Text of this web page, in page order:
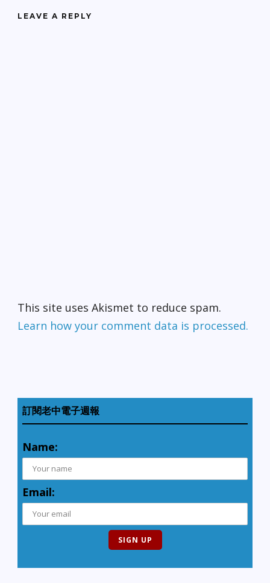
LEAVE A REPLY
This site uses Akismet to reduce spam.
Learn how your comment data is processed.
訂閱老中電子週報
Name:
Email: